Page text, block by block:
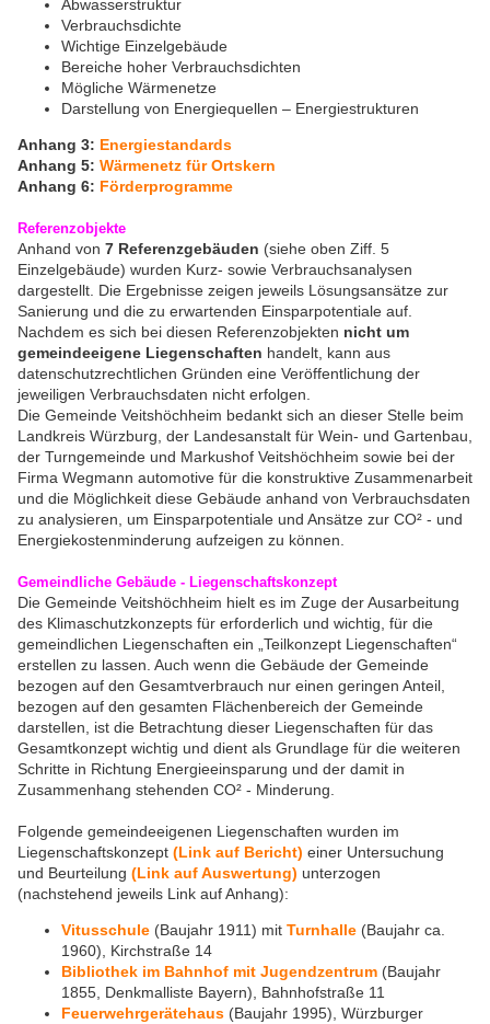
Abwasserstruktur
Verbrauchsdichte
Wichtige Einzelgebäude
Bereiche hoher Verbrauchsdichten
Mögliche Wärmenetze
Darstellung von Energiequellen – Energiestrukturen
Anhang 3: Energiestandards
Anhang 5: Wärmenetz für Ortskern
Anhang 6: Förderprogramme
Referenzobjekte
Anhand von 7 Referenzgebäuden (siehe oben Ziff. 5
Einzelgebäude) wurden Kurz- sowie Verbrauchsanalysen
dargestellt. Die Ergebnisse zeigen jeweils Lösungsansätze zur
Sanierung und die zu erwartenden Einsparpotentiale auf.
Nachdem es sich bei diesen Referenzobjekten nicht um
gemeindeeigene Liegenschaften handelt, kann aus
datenschutzrechtlichen Gründen eine Veröffentlichung der
jeweiligen Verbrauchsdaten nicht erfolgen.
Die Gemeinde Veitshöchheim bedankt sich an dieser Stelle beim
Landkreis Würzburg, der Landesanstalt für Wein- und Gartenbau,
der Turngemeinde und Markushof Veitshöchheim sowie bei der
Firma Wegmann automotive für die konstruktive Zusammenarbeit
und die Möglichkeit diese Gebäude anhand von Verbrauchsdaten
zu analysieren, um Einsparpotentiale und Ansätze zur CO² - und
Energiekostenminderung aufzeigen zu können.
Gemeindliche Gebäude - Liegenschaftskonzept
Die Gemeinde Veitshöchheim hielt es im Zuge der Ausarbeitung
des Klimaschutzkonzepts für erforderlich und wichtig, für die
gemeindlichen Liegenschaften ein „Teilkonzept Liegenschaften“
erstellen zu lassen. Auch wenn die Gebäude der Gemeinde
bezogen auf den Gesamtverbrauch nur einen geringen Anteil,
bezogen auf den gesamten Flächenbereich der Gemeinde
darstellen, ist die Betrachtung dieser Liegenschaften für das
Gesamtkonzept wichtig und dient als Grundlage für die weiteren
Schritte in Richtung Energieeinsparung und der damit in
Zusammenhang stehenden CO² - Minderung.
Folgende gemeindeeigenen Liegenschaften wurden im
Liegenschaftskonzept (Link auf Bericht) einer Untersuchung
und Beurteilung (Link auf Auswertung) unterzogen
(nachstehend jeweils Link auf Anhang):
Vitusschule (Baujahr 1911) mit Turnhalle (Baujahr ca.
1960), Kirchstraße 14
Bibliothek im Bahnhof mit Jugendzentrum (Baujahr
1855, Denkmalliste Bayern), Bahnhofstraße 11
Feuerwehrgerätehaus (Baujahr 1995), Würzburger